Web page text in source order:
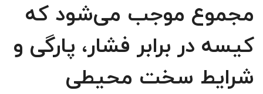
مجموع موجب می‌شود که
کیسه در برابر فشار، پارگی و
شرایط سخت محیطی